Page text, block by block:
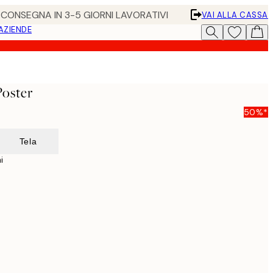
IN 3-5 GIORNI LAVORATIVI
VAI ALLA CASSA
50%*
Tela